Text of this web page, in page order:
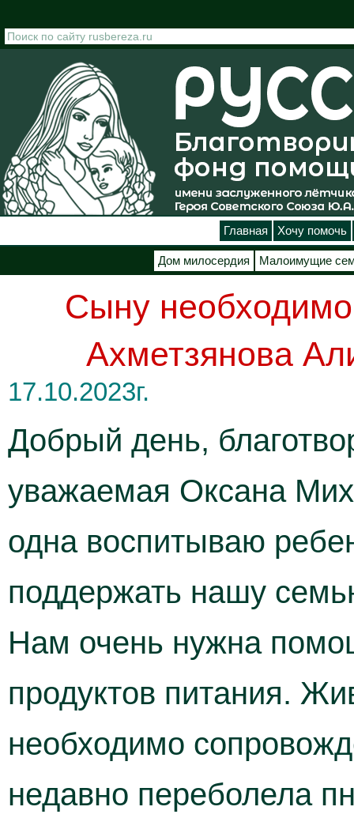
Главная Хочу помочь
Дом милосердия Малоимущие
Сыну
Ахметзянова
17.10.2023г.
Добрый день,
уважаемая Оксана
одна воспитываю
поддержать нашу
Нам очень нужна
продуктов питания.
необходимо
недавно переболела